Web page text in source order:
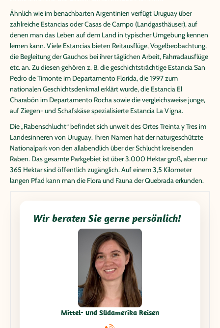
Ähnlich wie im benachbarten Argentinien verfügt Uruguay über
zahlreiche Estancias oder Casas de Campo (Landgasthäuser), auf
denen man das Leben auf dem Land in typischer Umgebung kennen
lernen kann. Viele Estancias bieten Reitausflüge, Vogelbeobachtung,
die Begleitung der Gauchos bei ihrer täglichen Arbeit, Fahrradausflüge
etc. an. Zu diesen gehören z. B. die geschichtsträchtige Estancia San
Pedro de Timonte im Departamento Florida, die 1997 zum
nationalen Geschichtsdenkmal erklärt wurde, die Estancia El
Charabón im Departamento Rocha sowie die vergleichsweise junge,
auf Ziegen- und Schafskäse spezialisierte Estancia La Vigna.
Die „Rabenschlucht“ befindet sich unweit des Ortes Treinta y Tres im
Landesinneren von Uruguay. Ihren Namen hat der naturgeschützte
Nationalpark von den allabendlich über der Schlucht kreisenden
Raben. Das gesamte Parkgebiet ist über 3.000 Hektar groß, aber nur
365 Hektar sind öffentlich zugänglich. Auf einem 3,5 Kilometer
langen Pfad kann man die Flora und Fauna der Quebrada erkunden.
Wir beraten Sie gerne persönlich!
Mittel- und Südamerika Reisen